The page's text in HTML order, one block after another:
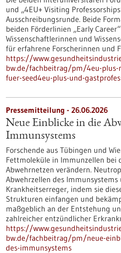
und „4EU+ Visiting
Ausschreibungsrunde. Beide
beiden Förderlinien „Early
Wissenschaftlerinnen und
für erfahrene Forscherinnen und
https://
bw.de/fachbeitrag/pm/4eu-plus-
fuer-seed4eu-plus-und-
Pressemitteilung - 26.06.2026
Neue Einblicke in die
Immunsystems
Forschende aus Tübingen und
Fettmoleküle in Immunzellen bei
Abwehrnetzen verändern.
Abwehrzellen des
Krankheitserreger, indem sie
Strukturen einfangen und
maßgeblich an der Entstehung
zahlreicher entzündlicher
https://
bw.de/fachbeitrag/pm/neue-
des-immunsystems